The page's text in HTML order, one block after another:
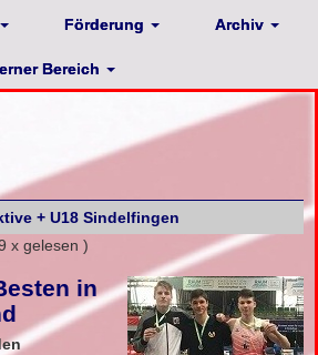
Förderung Archiv
Bereich
+ U18 Sindelfingen
x gelesen )
in